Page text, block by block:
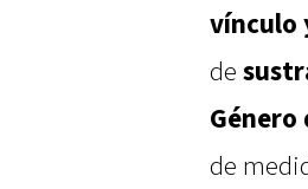
vínculo
de
Género
de